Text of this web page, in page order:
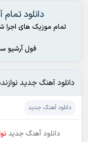
دانلود
تمام موزیک های اجرا
فول آرشیو
دانلود آهنگ جدید
دانلود آهنگ جدید
دانلود آهنگ جدید